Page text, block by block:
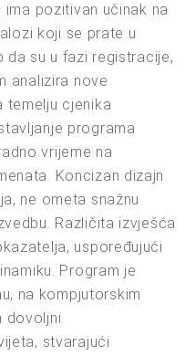
pozitivan učinak na
koji se prate u
da su u fazi registracije,
analizira nove
temelju cjenika
programa
vrijeme na
Koncizan dizajn
ne ometa snažnu
Različita izvješća
uspoređujući
Program je
na kompjutorskim
dovoljni.
stvarajući